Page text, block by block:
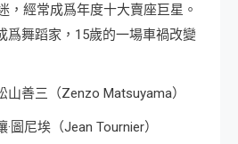
，經常成爲年度十大賣座巨星。
爲舞蹈家，15歲的一場車禍改變
善三（Zenzo Matsuyama）
圖尼埃（Jean Tournier）